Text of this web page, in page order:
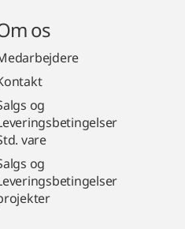
os
og
vare
og